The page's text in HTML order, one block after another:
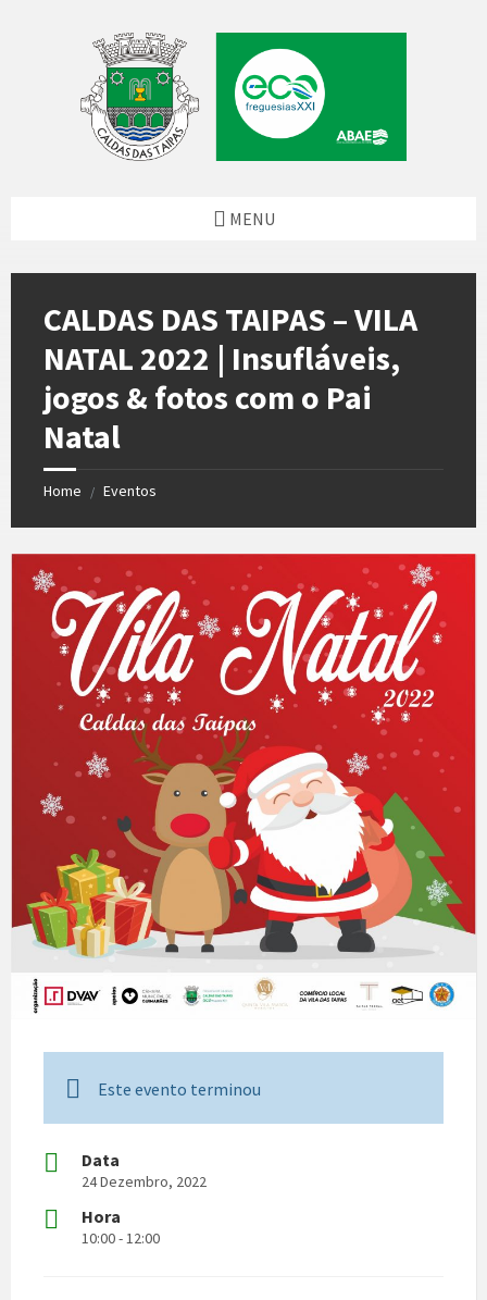
MENU
CALDAS DAS TAIPAS – VILA
NATAL 2022 | Insufláveis,
jogos & fotos com o Pai
Natal
Home / Eventos
Este evento terminou
Data
24 Dezembro, 2022
Hora
10:00 - 12:00